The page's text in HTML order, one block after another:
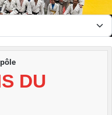
DU